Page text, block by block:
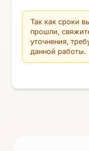
Так как сроки
прошли,
уточнения,
данной работы.